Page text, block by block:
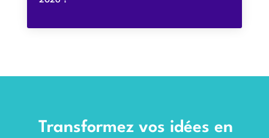
Transformez vos idées en